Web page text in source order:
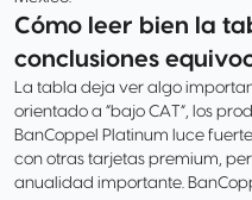
Cómo leer bien la
conclusiones
La tabla deja ver algo
orientado a “bajo CAT”, los
BanCoppel Platinum luce
con otras tarjetas premium,
anualidad importante.